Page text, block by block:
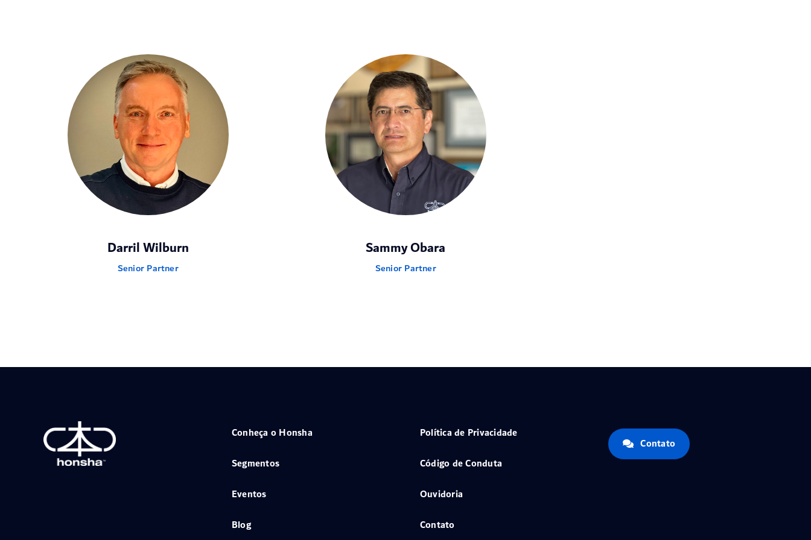
Darril Wilburn
Senior Partner
Sammy Obara
Senior Partner
Conheça o Honsha
Segmentos
Eventos
Blog
Política de Privacidade
Código de Conduta
Ouvidoria
Contato
Contato